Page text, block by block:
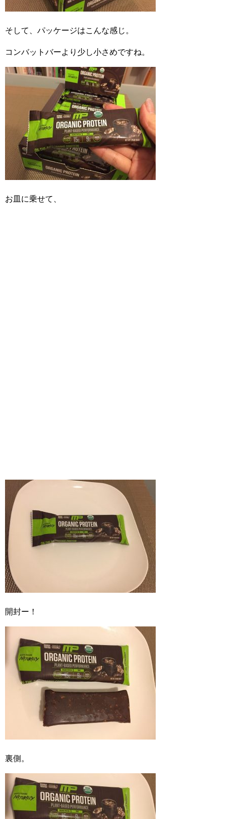
そして、パッケージはこんな感じ。
コンバットバーより少し小さめですね。
お皿に乗せて、
開封ー！
裏側。